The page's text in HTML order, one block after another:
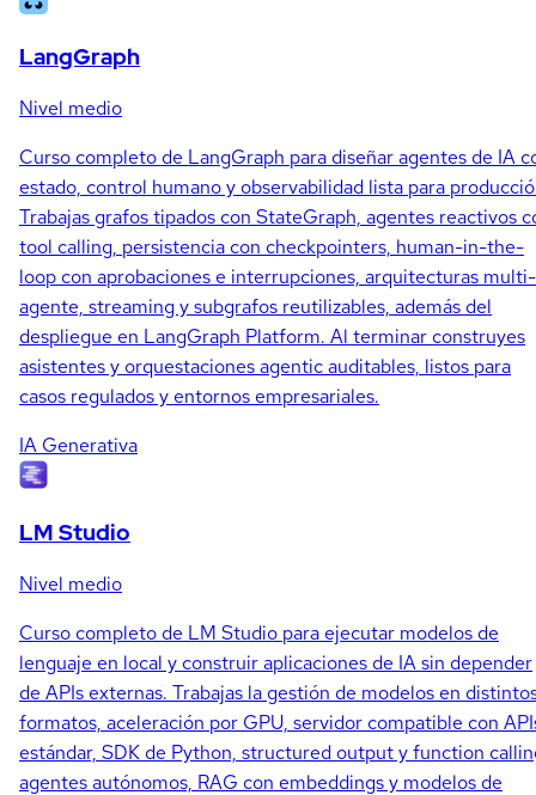
LangGraph
Nivel medio
Curso completo de LangGraph para diseñar agentes de IA
estado, control humano y observabilidad lista para
Trabajas grafos tipados con StateGraph, agentes reactivos
tool calling, persistencia con checkpointers, human-in-the-
loop con aprobaciones e interrupciones, arquitecturas multi-
agente, streaming y subgrafos reutilizables, además del
despliegue en LangGraph Platform. Al terminar construyes
asistentes y orquestaciones agentic auditables, listos para
casos regulados y entornos empresariales.
IA Generativa
LM Studio
Nivel medio
Curso completo de LM Studio para ejecutar modelos de
lenguaje en local y construir aplicaciones de IA sin depender
de APIs externas. Trabajas la gestión de modelos en
formatos, aceleración por GPU, servidor compatible con
estándar, SDK de Python, structured output y function
agentes autónomos, RAG con embeddings y modelos de